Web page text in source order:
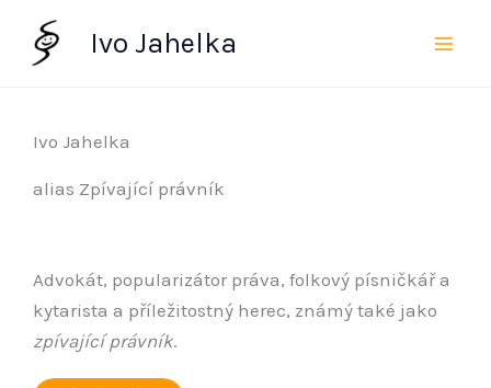
Přeskočit
Ivo Jahelka
Ivo Jahelka
alias Zpívající právník
Advokát, popularizátor práva, folkový písničkář a
kytarista a příležitostný herec, známý také jako
zpívající právník.